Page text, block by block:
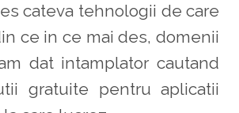
cateva tehnologii de care
ce in ce mai des, domenii
dat intamplator cautand
gratuite pentru aplicatii